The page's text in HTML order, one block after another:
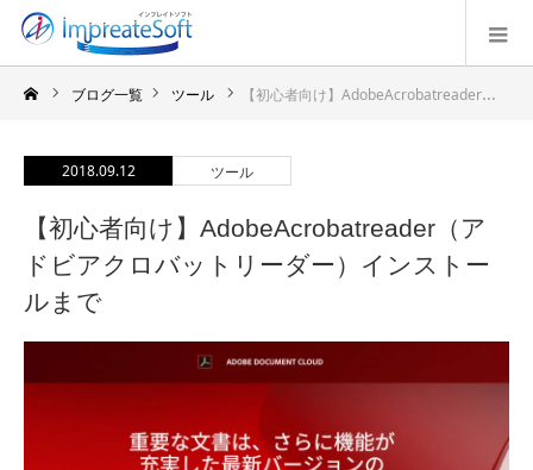
ブログ一覧 ツール 【初心者向け】AdobeAcrobatreader（アドビアクロバットリーダー）インストールまで
2018.09.12 ツール
【初心者向け】AdobeAcrobatreader（ア
ドビアクロバットリーダー）インストー
ルまで